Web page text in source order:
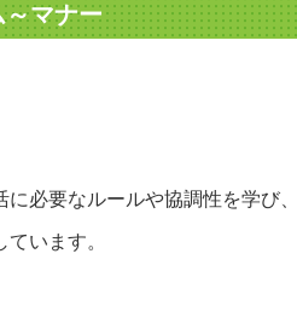
マナー
必要なルールや協調性を学び、
います。